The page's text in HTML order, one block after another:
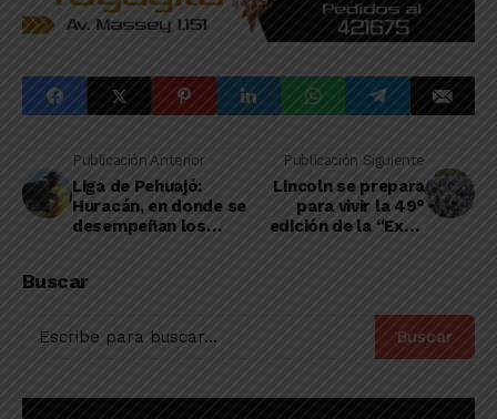
Publicación Anterior
Liga de Pehuajó:
Huracán, en donde se
desempeñan los
semifinales
Publicación Siguiente
Lincoln se prepara
para vivir la 49°
edición de la “Expo
Buscar
Buscar